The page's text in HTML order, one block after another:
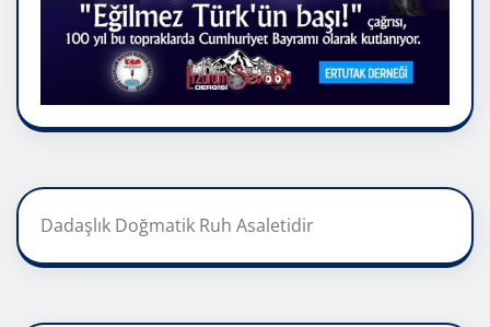
Dadaşlık Doğmatik Ruh Asaletidir